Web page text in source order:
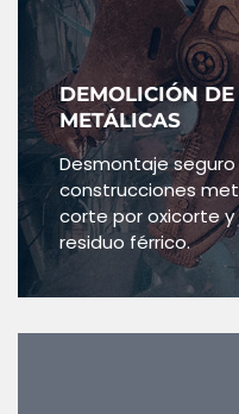
DEMOLICIÓN DE
METÁLICAS
Desmontaje
construcciones
corte por oxicorte
residuo férrico.